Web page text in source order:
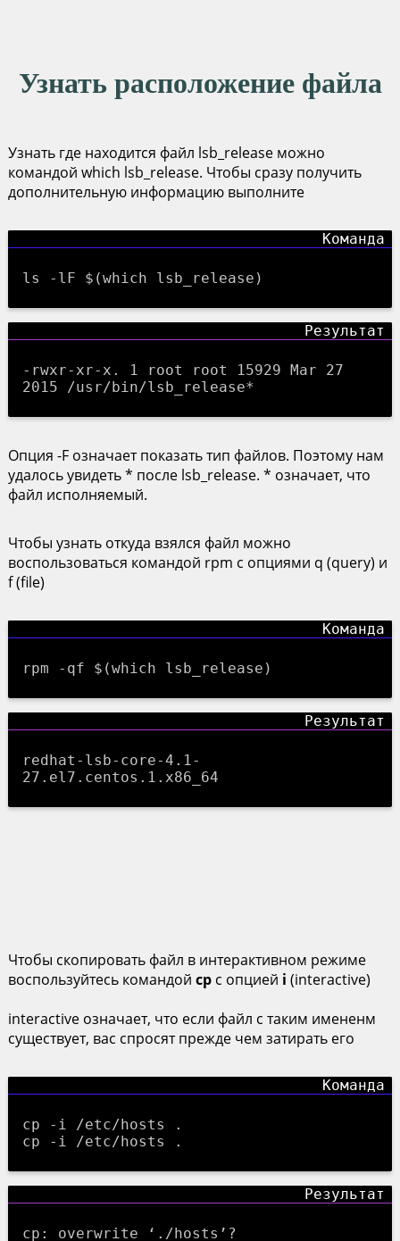
Узнать расположение файла
Узнать где находится файл lsb_release можно
командой which lsb_release. Чтобы сразу получить
дополнительную информацию выполните
ls -lF $(which lsb_release)
-rwxr-xr-x. 1 root root 15929 Mar 27
2015 /usr/bin/lsb_release*
Опция -F означает показать тип файлов. Поэтому нам
удалось увидеть * после lsb_release. * означает, что
файл исполняемый.
Чтобы узнать откуда взялся файл можно
воспользоваться командой rpm с опциями q (query) и
f (file)
rpm -qf $(which lsb_release)
redhat-lsb-core-4.1-
27.el7.centos.1.x86_64
Чтобы скопировать файл в интерактивном режиме
воспользуйтесь командой cpс опцией i (interactive)
interactive означает, что если файл с таким имененм
существует, вас спросят прежде чем затирать его
cp -i /etc/hosts .
cp -i /etc/hosts .
cp: overwrite ‘./hosts’?